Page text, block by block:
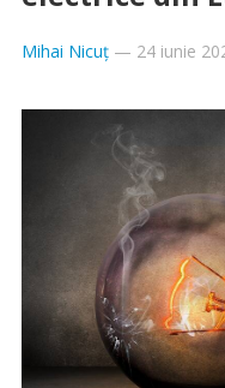
Mihai Nicuț— 24 iunie